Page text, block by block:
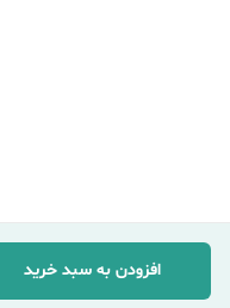
افزودن به سبد خرید